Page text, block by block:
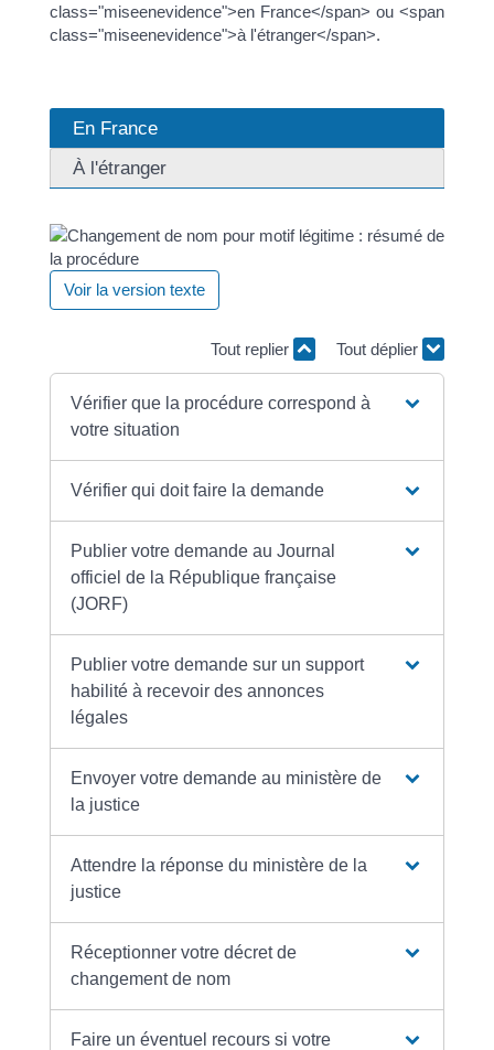
class="miseenevidence">en France</span> ou <span
class="miseenevidence">à l'étranger</span>.
En France
À l'étranger
Voir la version texte
Tout replier Tout déplier
Vérifier que la procédure correspond à
votre situation
Vérifier qui doit faire la demande
Publier votre demande au Journal
officiel de la République française
(JORF)
Publier votre demande sur un support
habilité à recevoir des annonces
légales
Envoyer votre demande au ministère de
la justice
Attendre la réponse du ministère de la
justice
Réceptionner votre décret de
changement de nom
Faire un éventuel recours si votre